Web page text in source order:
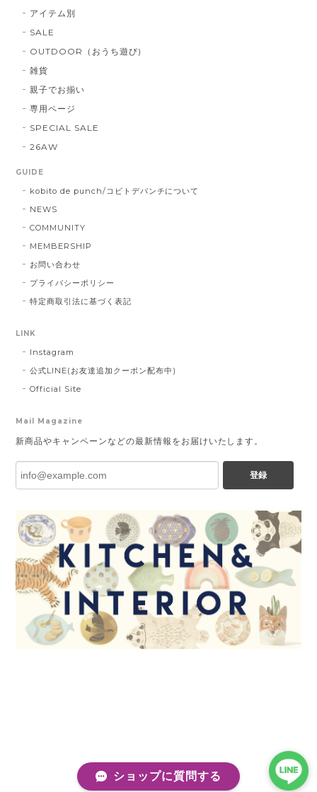
アイテム別
SALE
OUTDOOR（おうち遊び)
雑貨
親子でお揃い
専用ページ
SPECIAL SALE
26AW
GUIDE
kobito de punch/コビトデパンチについて
NEWS
COMMUNITY
MEMBERSHIP
お問い合わせ
プライバシーポリシー
特定商取引法に基づく表記
LINK
Instagram
公式LINE(お友達追加クーポン配布中)
Official Site
Mail Magazine
新商品やキャンペーンなどの最新情報をお届けいたします。
登録
ショップに質問する